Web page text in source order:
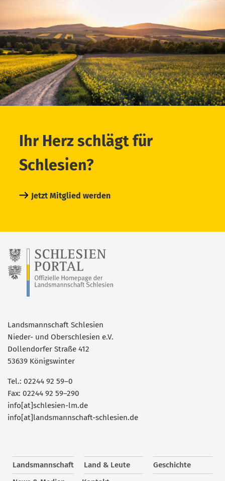
Ihr Herz schlägt für
Schlesien?
Jetzt Mitglied werden
Landsmannschaft Schlesien
Nieder- und Oberschlesien e.V.
Dollendorfer Straße 412
53639 Königswinter
Tel.: 02244 92 59–0
Fax: 02244 92 59–290
info[at]schlesien-lm.de
info[at]landsmannschaft-schlesien.de
Landsmannschaft Land & Leute
Geschichte